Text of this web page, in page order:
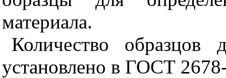
материала.
Количество образцов
установлено в ГОСТ